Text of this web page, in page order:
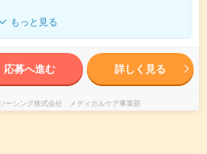
もっと見る
応募へ進む 詳しく見る
ーシング株式会社 メディカルケア事業部